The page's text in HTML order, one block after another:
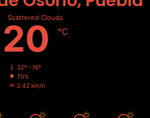
Scattered Clouds
20 ℃
32º - 16º
70%
2.42 km/h